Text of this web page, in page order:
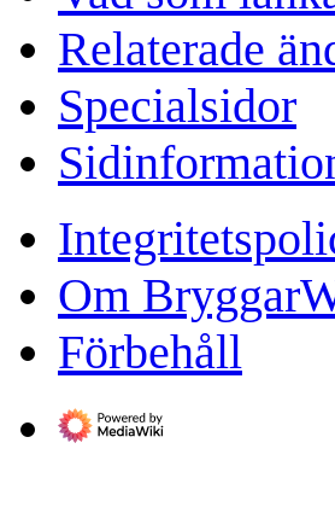
Relaterade
Specialsidor
Om
Förbehåll